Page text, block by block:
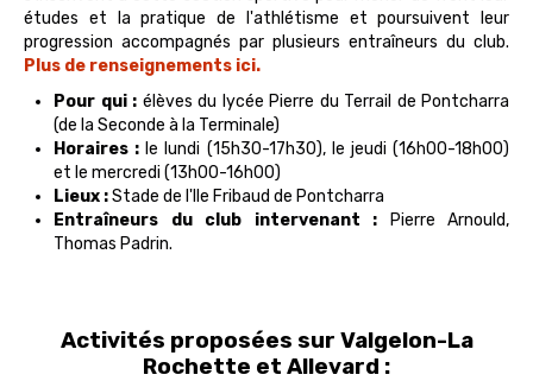
études et la pratique de l'athlétisme et poursuivent leur
progression accompagnés par plusieurs entraîneurs du club.
Plus de renseignements ici.
Pour qui : élèves du lycée Pierre du Terrail de Pontcharra
(de la Seconde à la Terminale)
Horaires : le lundi (15h30-17h30), le jeudi (16h00-18h00)
et le mercredi (13h00-16h00)
Lieux :Stade de l'Ile Fribaud de Pontcharra
Entraîneurs du club intervenant : Pierre Arnould,
Thomas Padrin.
Activités proposées sur Valgelon-La
Rochette et Allevard :